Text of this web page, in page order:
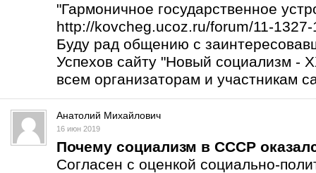
"Гармоничное государственное
http://kovcheg.ucoz.ru/forum/11-
Буду рад общению с
Успехов сайту "Новый социализм -
всем организаторам и участникам
Анатолий Михайлович
16 июн 2019
Почему социализм в СССР
Согласен с оценкой социально-